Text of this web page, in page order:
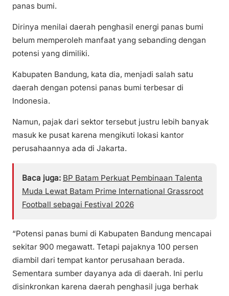
panas bumi.
Dirinya menilai daerah penghasil energi panas bumi
belum memperoleh manfaat yang sebanding dengan
potensi yang dimiliki.
Kabupaten Bandung, kata dia, menjadi salah satu
daerah dengan potensi panas bumi terbesar di
Indonesia.
Namun, pajak dari sektor tersebut justru lebih banyak
masuk ke pusat karena mengikuti lokasi kantor
perusahaannya ada di Jakarta.
Baca juga: BP Batam Perkuat Pembinaan Talenta
Muda Lewat Batam Prime International Grassroot
Football sebagai Festival 2026
“Potensi panas bumi di Kabupaten Bandung mencapai
sekitar 900 megawatt. Tetapi pajaknya 100 persen
diambil dari tempat kantor perusahaan berada.
Sementara sumber dayanya ada di daerah. Ini perlu
disinkronkan karena daerah penghasil juga berhak